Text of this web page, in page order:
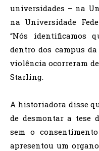
universidades – na
na Universidade
“Nós identificamos
dentro dos campus
violência ocorreram
Starling.
A historiadora disse
de desmontar a tese
sem o
apresentou um